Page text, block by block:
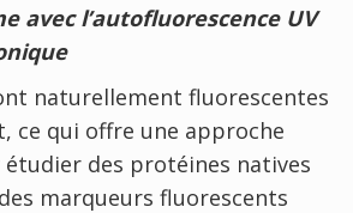
avec l’autofluorescence UV
naturellement fluorescentes
ce qui offre une approche
des protéines natives
marqueurs fluorescents